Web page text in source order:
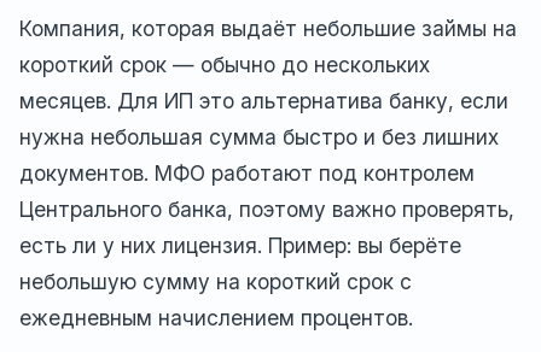
Компания, которая выдаёт небольшие займы на
короткий срок — обычно до нескольких
месяцев. Для ИП это альтернатива банку, если
нужна небольшая сумма быстро и без лишних
документов. МФО работают под контролем
Центрального банка, поэтому важно проверять,
есть ли у них лицензия. Пример: вы берёте
небольшую сумму на короткий срок с
ежедневным начислением процентов.